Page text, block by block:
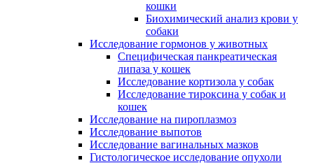
кошки
Биохимический анализ крови у
собаки
Исследование гормонов у животных
Специфическая панкреатическая
липаза у кошек
Исследование кортизола у собак
Исследование тироксина у собак и
кошек
Исследование на пироплазмоз
Исследование выпотов
Исследование вагинальных мазков
Гистологическое исследование опухоли